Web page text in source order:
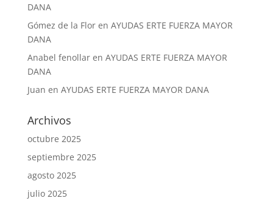
DANA
Gómez de la Floren AYUDAS ERTE FUERZA MAYOR
DANA
Anabel fenollaren AYUDAS ERTE FUERZA MAYOR
DANA
Juan en AYUDAS ERTE FUERZA MAYOR DANA
Archivos
octubre 2025
septiembre 2025
agosto 2025
julio 2025